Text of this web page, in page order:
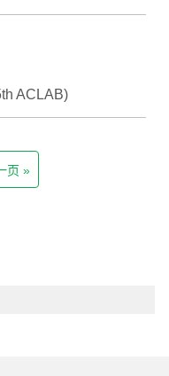
ACLAB)
页